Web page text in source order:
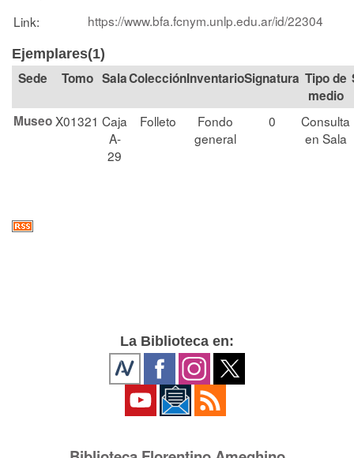
Link: https://www.bfa.fcnym.unlp.edu.ar/id/22304
Ejemplares(1)
Tomo SalaColección Signatura Tipo de
medio
MuseoX01321 Caja
A-
29
Folleto
Fondo
general
0
Consulta
en Sala
La Biblioteca en: